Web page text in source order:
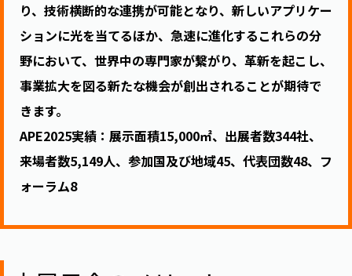
り、技術横断的な連携が可能となり、新しいアプリケー
ションに光を当てるほか、急速に進化するこれらの分
野において、世界中の専門家が繋がり、革新を起こし、
事業拡大を図る新たな機会が創出されることが期待で
きます。
APE2025実績：展示面積15,000㎡、出展者数344社、
来場者数5,149人、参加国及び地域45、代表団数48、フ
ォーラム8